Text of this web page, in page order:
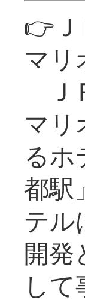
👉
マリ
Ｊ
マリ
る
都駅
テル
開発
し